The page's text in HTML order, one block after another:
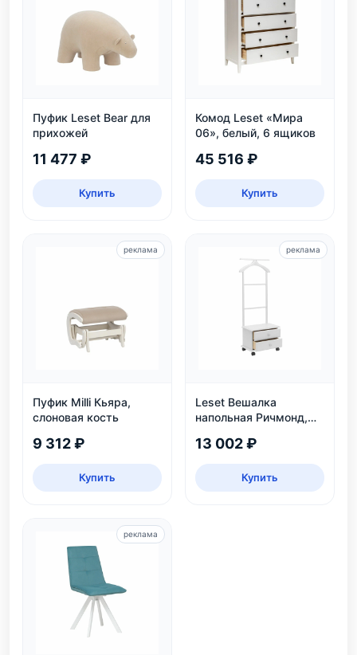
Пуфик Leset Bear для
прихожей
11 477 ₽
Купить
Комод Leset «Мира
06», белый, 6 ящиков
45 516 ₽
Купить
Пуфик Milli Кьяра,
слоновая кость
9 312 ₽
Купить
реклама
Leset Вешалка
напольная Ричмонд,
13 002 ₽
Купить
реклама
реклама